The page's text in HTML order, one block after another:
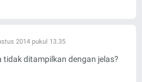
2014 pukul 13.35
ditampilkan dengan jelas?